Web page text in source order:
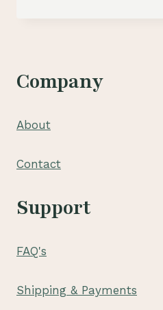
081210475072
Company
About
Contact
Support
FAQ's
Shipping & Payments